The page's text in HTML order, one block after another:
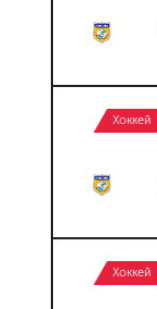
Хоккей
Хоккей